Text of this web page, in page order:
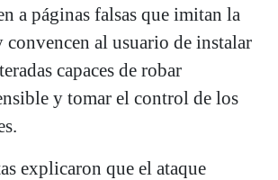
a páginas falsas que imitan la
al usuario de instalar
capaces de robar
y tomar el control de los
explicaron que el ataque